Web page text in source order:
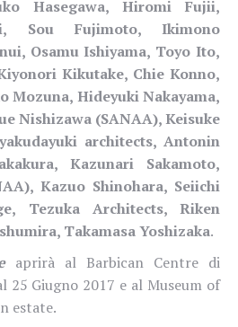
Hasegawa, Hiromi Fujii,
Sou Fujimoto, Ikimono
Osamu Ishiyama, Toyo Ito,
Kikutake, Chie Konno,
Mozuna, Hideyuki Nakayama,
Nishizawa (SANAA), Keisuke
architects, Antonin
Kazunari Sakamoto,
Kazuo Shinohara, Seiichi
Tezuka Architects, Riken
Takamasa Yoshizaka.
aprirà al Barbican Centre di
25 Giugno 2017 e al Museum of
estate.